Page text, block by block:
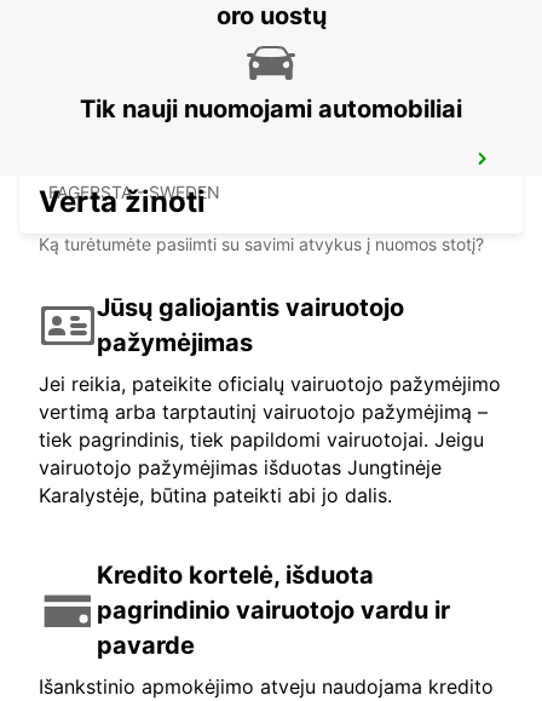
FAGERSTA - SWEDEN
oro uostų
Tik nauji nuomojami automobiliai
Verta žinoti
Ką turėtumėte pasiimti su savimi atvykus į nuomos stotį?
Jūsų galiojantis vairuotojo
pažymėjimas
Jei reikia, pateikite oficialų vairuotojo pažymėjimo
vertimą arba tarptautinį vairuotojo pažymėjimą –
tiek pagrindinis, tiek papildomi vairuotojai. Jeigu
vairuotojo pažymėjimas išduotas Jungtinėje
Karalystėje, būtina pateikti abi jo dalis.
Kredito kortelė, išduota
pagrindinio vairuotojo vardu ir
pavarde
Išankstinio apmokėjimo atveju naudojama kredito